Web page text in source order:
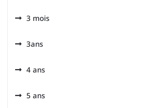
3 mois
3ans
4 ans
5 ans